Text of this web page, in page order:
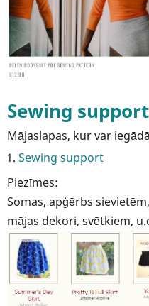
Sewing support
Mājaslapas, kur var
Sewing support
Piezīmes:
Somas, apģērbs
mājas dekori, svētkiem,